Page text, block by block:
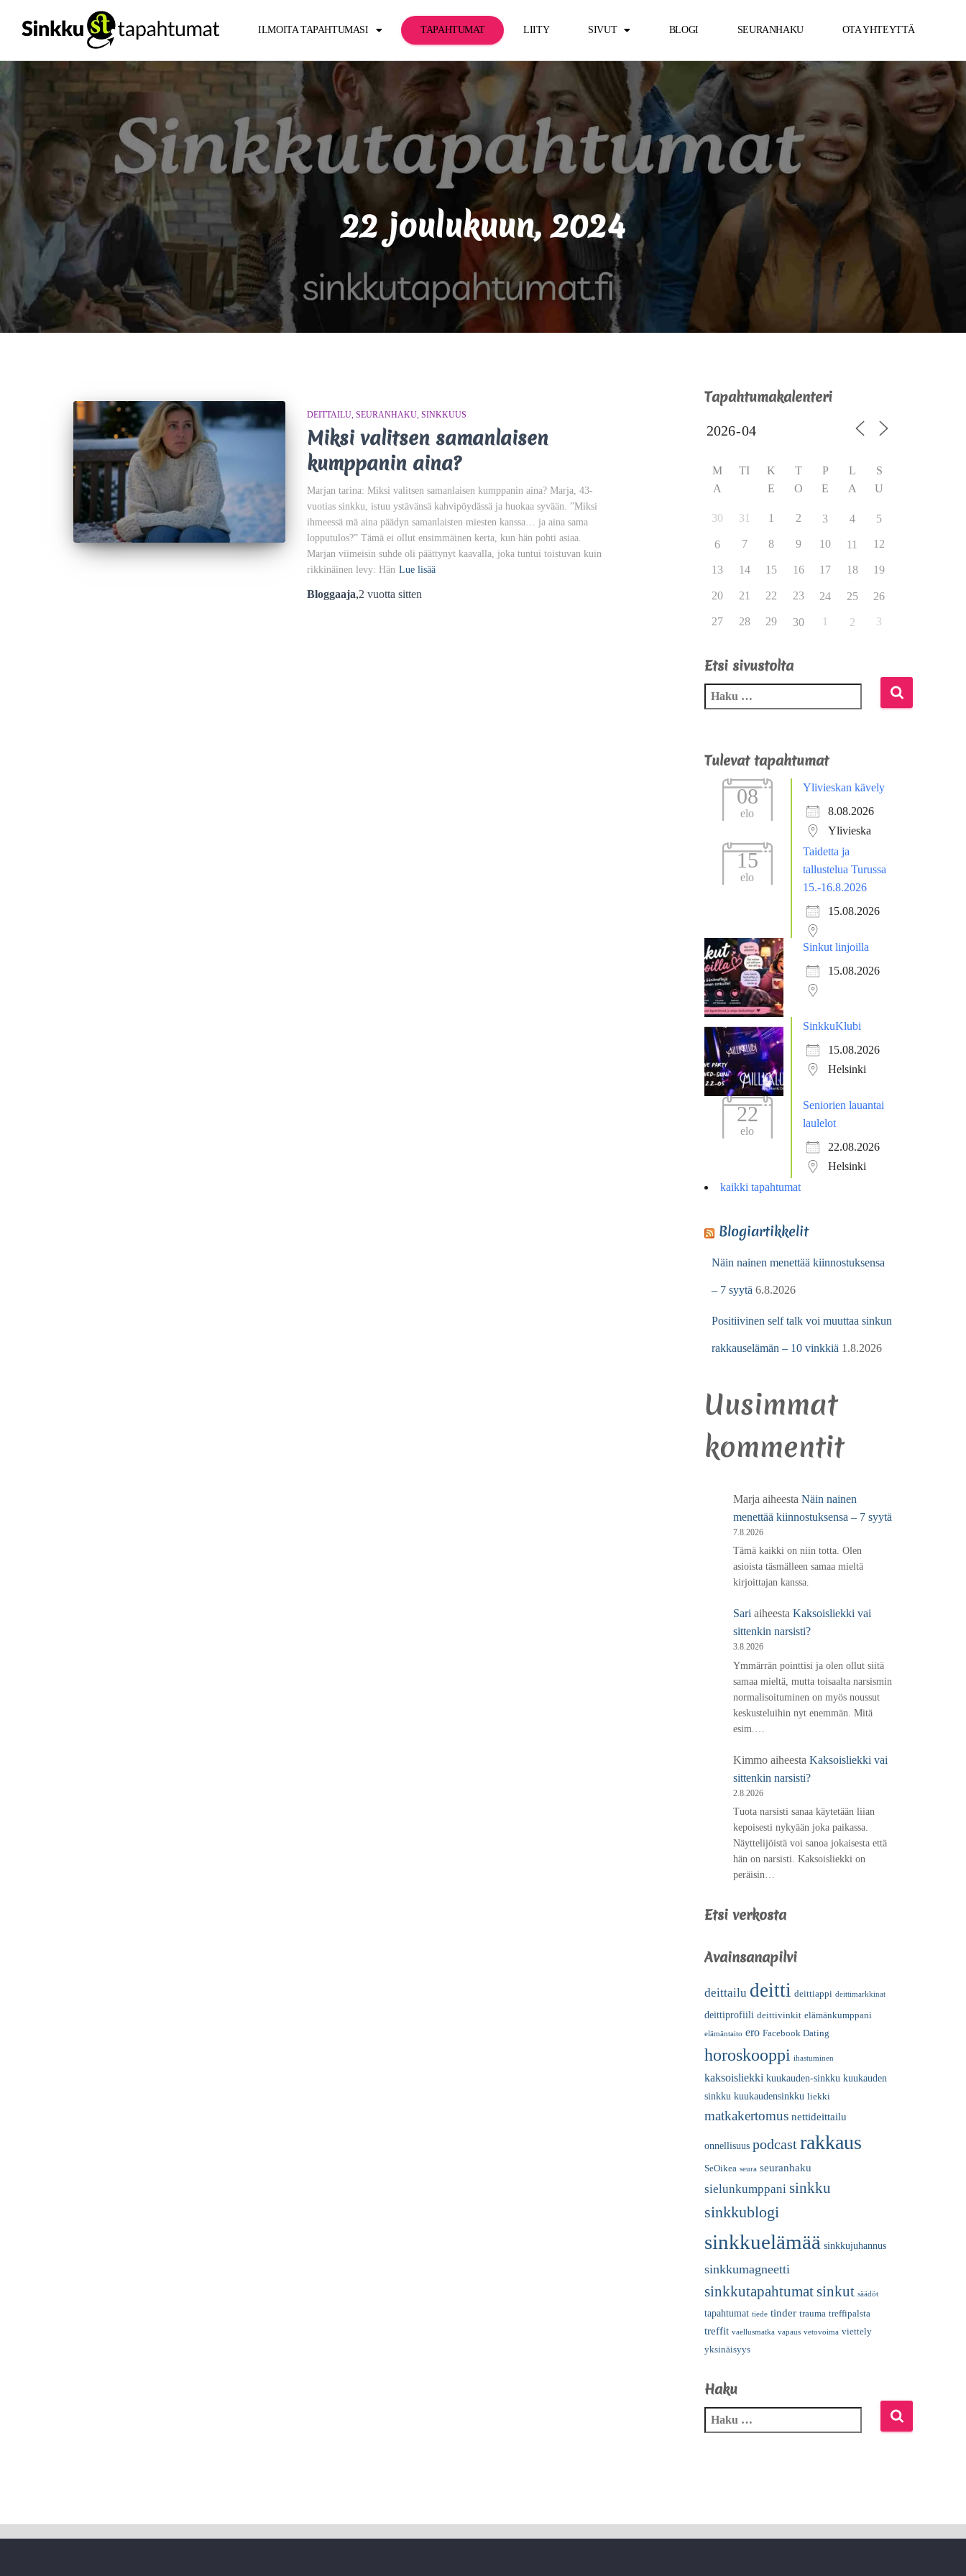
ILMOITA TAPAHTUMASI TAPAHTUMAT LIITY SIVUT BLOGI SEURANHAKU OTA YHTEYTTÄ
22 joulukuun, 2024
DEITTAILU SEURANHAKU SINKKUUS
Miksi valitsen samanlaisen
kumppanin aina?
Marjan tarina: Miksi valitsen samanlaisen kumppanin aina? Marja, 43-
vuotias sinkku, istuu ystävänsä kahvipöydässä ja huokaa syvään. ”Miksi
ihmeessä mä aina päädyn samanlaisten miesten kanssa… ja aina sama
lopputulos?” Tämä ei ollut ensimmäinen kerta, kun hän pohti asiaa.
Marjan viimeisin suhde oli päättynyt kaavalla, joka tuntui toistuvan kuin
rikkinäinen levy: Hän Lue lisää
Bloggaaja,2 vuotta sitten
Tapahtumakalenteri
M
A
TI
K
E
T
O
P
E
L
A
S
U
30 31 1 2 3 4 5
6 7 8 9 10 11 12
13 14 15 16 17 18 19
20 21 22 23 24 25 26
27 28 29 30 1 2 3
Etsi sivustolta
Tulevat tapahtumat
08
elo
Ylivieskan kävely
8.08.2026
Ylivieska
15
elo
Taidetta ja
tallustelua Turussa
15.-16.8.2026
15.08.2026
Sinkut linjoilla
15.08.2026
SinkkuKlubi
15.08.2026
Helsinki
22
elo
Seniorien lauantai
laulelot
22.08.2026
Helsinki
kaikki tapahtumat
Blogiartikkelit
Näin nainen menettää kiinnostuksensa
– 7 syytä 6.8.2026
Positiivinen self talk voi muuttaa sinkun
rakkauselämän – 10 vinkkiä 1.8.2026
Uusimmat
kommentit
Marja aiheesta Näin nainen
menettää kiinnostuksensa – 7 syytä
7.8.2026
Tämä kaikki on niin totta. Olen
asioista täsmälleen samaa mieltä
kirjoittajan kanssa.
Sariaiheesta Kaksoisliekki vai
sittenkin narsisti?
3.8.2026
Ymmärrän pointtisi ja olen ollut siitä
samaa mieltä, mutta toisaalta narsismin
normalisoituminen on myös noussut
keskusteluihin nyt enemmän. Mitä
esim.…
Kimmoaiheesta Kaksoisliekki vai
sittenkin narsisti?
2.8.2026
Tuota narsisti sanaa käytetään liian
kepoisesti nykyään joka paikassa.
Näyttelijöistä voi sanoa jokaisesta että
hän on narsisti. Kaksoisliekki on
peräisin…
Etsi verkosta
Avainsanapilvi
deittailu deitti deittiappi deittimarkkinat
deittiprofiili deittivinkit elämänkumppani
elämäntaito ero Facebook Dating
horoskooppi ihastuminen
kaksoisliekki kuukauden-sinkku kuukauden
sinkku kuukaudensinkku liekki
matkakertomus nettideittailu
onnellisuus podcast rakkaus
SeOikea seura seuranhaku
sielunkumppani sinkku
sinkkublogi
sinkkuelämää sinkkujuhannus
sinkkumagneetti
sinkkutapahtumat sinkut säädöt
tapahtumat tiede tinder trauma treffipalsta
treffit vaellusmatka vapaus vetovoima viettely
yksinäisyys
Haku